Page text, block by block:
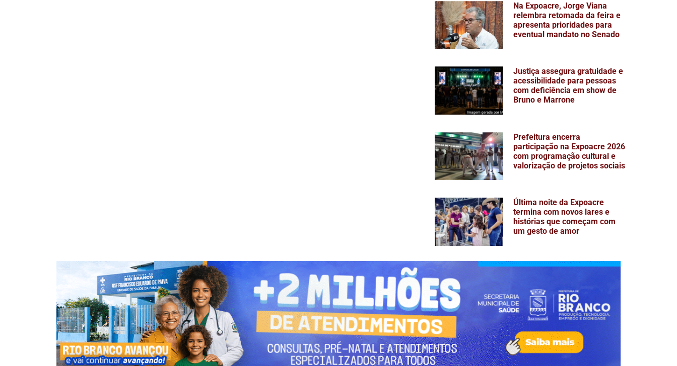
Na Expoacre, Jorge Viana
relembra retomada da feira e
apresenta prioridades para
eventual mandato no Senado
Justiça assegura gratuidade e
acessibilidade para pessoas
com deficiência em show de
Bruno e Marrone
Prefeitura encerra
participação na Expoacre 2026
com programação cultural e
valorização de projetos sociais
Última noite da Expoacre
termina com novos lares e
histórias que começam com
um gesto de amor